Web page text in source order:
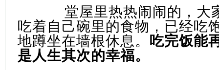
堂屋里热热闹闹的，大
吃着自己碗里的食物，已经吃
地蹲坐在墙根休息。 吃完饭能
是人生其次的幸福。